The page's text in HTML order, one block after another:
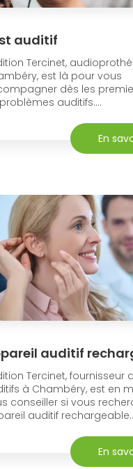
auditif
Tercinet,
est là pour vous
dès les
auditifs....
En
auditif
Tercinet, fournisseur
à Chambéry, est en
conseiller si vous
auditif
En